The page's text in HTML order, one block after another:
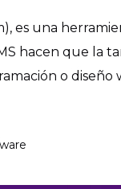
es una
hacen que la
o diseño